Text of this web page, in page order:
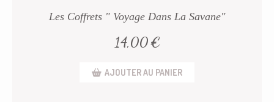
"Vos Animaux COUP De COEUR"
AJOUTER AU PANIER